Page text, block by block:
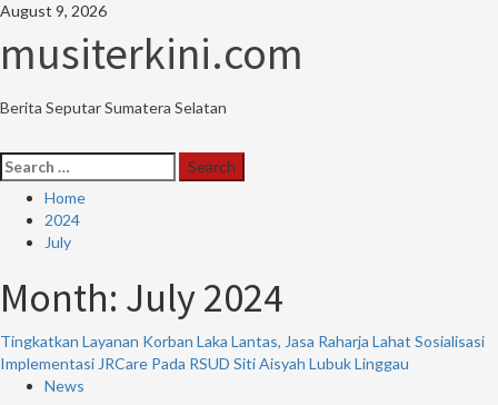
Skip
content
August 9, 2026
musiterkini.com
Berita Seputar Sumatera Selatan
Primary
Menu
Search
for:
Home
2024
July
Month: July 2024
Tingkatkan Layanan Korban Laka Lantas, Jasa Raharja Lahat Sosialisasi
Implementasi JRCare Pada RSUD Siti Aisyah Lubuk Linggau
News